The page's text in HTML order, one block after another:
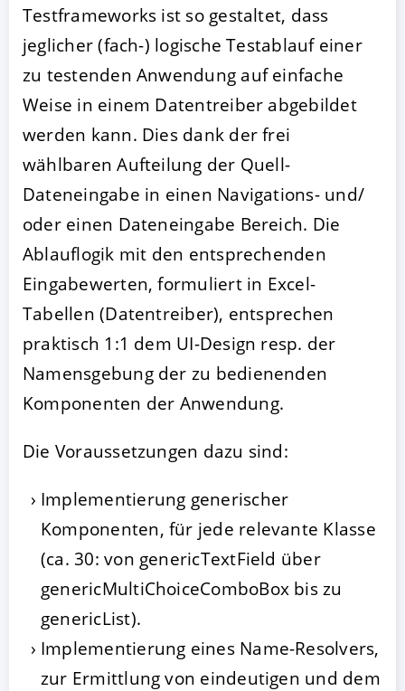
Testframeworks ist so gestaltet, dass
jeglicher (fach-) logische Testablauf einer
zu testenden Anwendung auf einfache
Weise in einem Datentreiber abgebildet
werden kann. Dies dank der frei
wählbaren Aufteilung der Quell-
Dateneingabe in einen Navigations- und/
oder einen Dateneingabe Bereich. Die
Ablauflogik mit den entsprechenden
Eingabewerten, formuliert in Excel-
Tabellen (Datentreiber), entsprechen
praktisch 1:1 dem UI-Design resp. der
Namensgebung der zu bedienenden
Komponenten der Anwendung.
Die Voraussetzungen dazu sind:
Implementierung generischer
Komponenten, für jede relevante Klasse
(ca. 30: von genericTextField über
genericMultiChoiceComboBox bis zu
genericList).
Implementierung eines Name-Resolvers,
zur Ermittlung von eindeutigen und dem